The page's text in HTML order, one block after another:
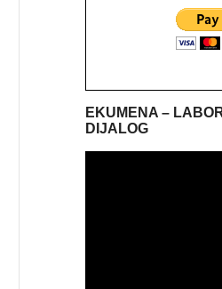
EKUMENA –
DIJALOG